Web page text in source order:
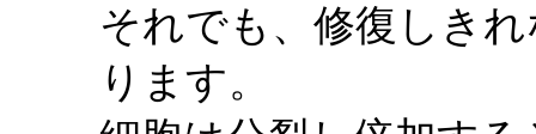
それでも、修復しき
ります。